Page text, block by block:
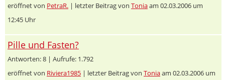
eröffnet von PetraR. | letzter Beitrag von Toniaam 02.03.2006 um
12:45 Uhr
Pille und Fasten?
Antworten: 8 | Aufrufe: 1.792
eröffnet von Riviera1985 | letzter Beitrag von Toniaam 02.03.2006 um